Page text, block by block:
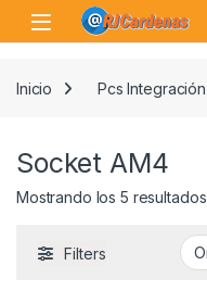
Skip to navigation
Skip to content
Open
Inicio Pcs Integración
Socket AM4
Mostrando los 5 resultados
Filters